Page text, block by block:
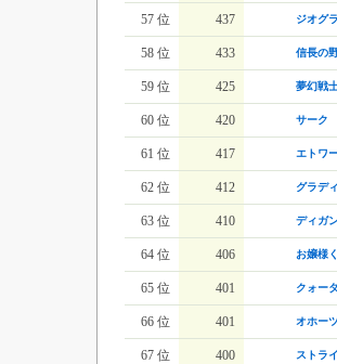
57 位 437 ジオグ
58 位 433 信長の
59 位 425 夢幻戦
60 位 420 サーク
61 位 417 エトワ
62 位 412 グラデ
63 位 410 ディガ
64 位 406 お嬢様
65 位 401 クォー
66 位 401 オホー
67 位 400 ストラ